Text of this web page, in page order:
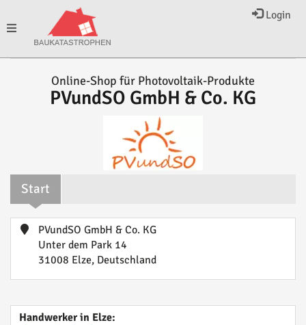
Login
Toggle
navigationOnline-Shop für Photovoltaik-Produkte
PVundSO GmbH & Co. KG
Start
PVundSO GmbH & Co. KG
Unter dem Park 14
31008 Elze, Deutschland
Handwerker in Elze: